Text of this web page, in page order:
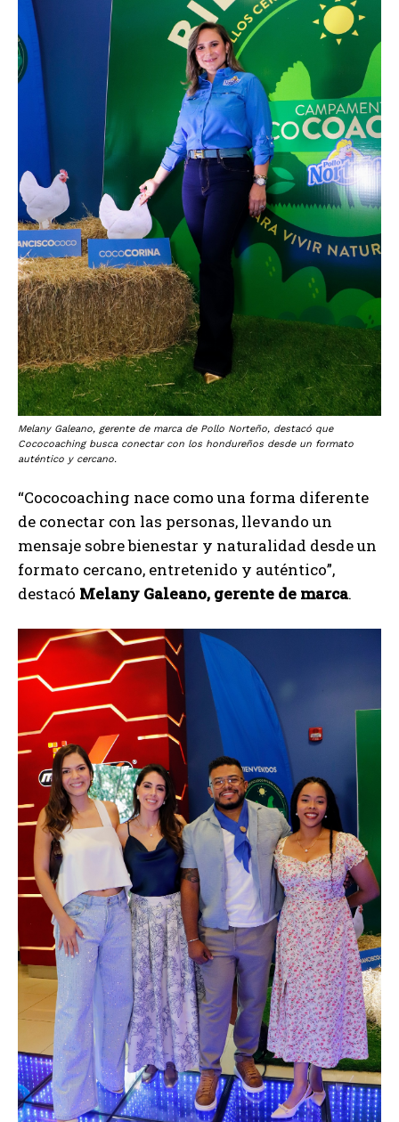
Melany Galeano, gerente de marca de Pollo Norteño, destacó que
Cococoaching busca conectar con los hondureños desde un formato
auténtico y cercano.
“Cococoaching nace como una forma diferente
de conectar con las personas, llevando un
mensaje sobre bienestar y naturalidad desde un
formato cercano, entretenido y auténtico”,
destacó Melany Galeano, gerente de marca.